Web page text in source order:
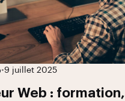
•9 juillet 2025
Web : formation,